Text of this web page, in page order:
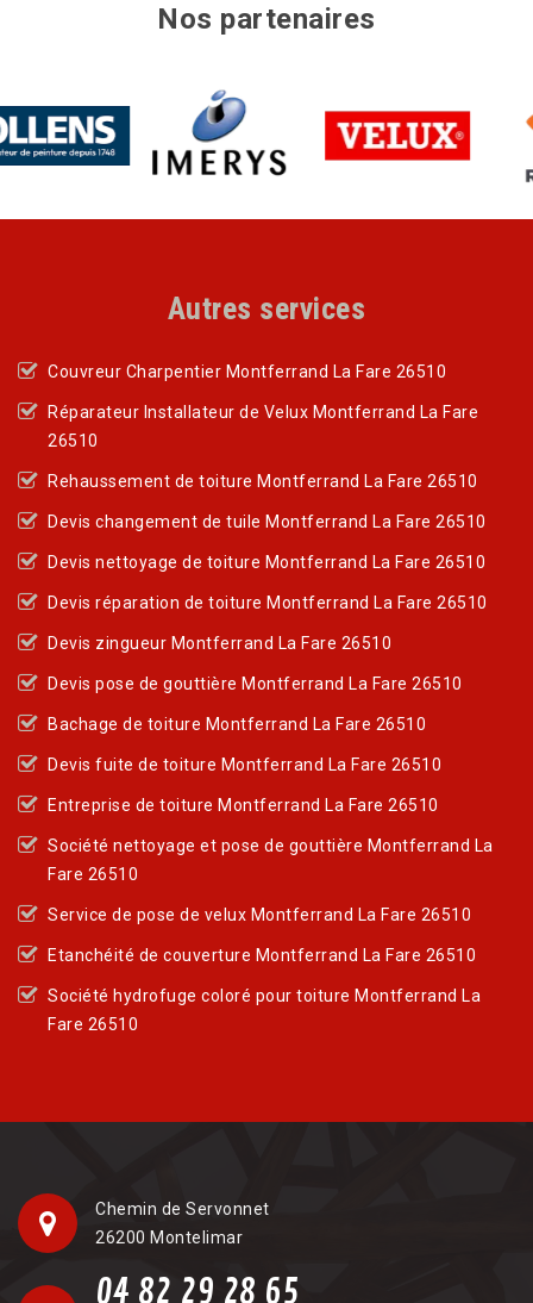
Nos partenaires
Autres services
Couvreur Charpentier Montferrand La Fare 26510
Réparateur Installateur de Velux Montferrand La Fare
26510
Rehaussement de toiture Montferrand La Fare 26510
Devis changement de tuile Montferrand La Fare 26510
Devis nettoyage de toiture Montferrand La Fare 26510
Devis réparation de toiture Montferrand La Fare 26510
Devis zingueur Montferrand La Fare 26510
Devis pose de gouttière Montferrand La Fare 26510
Bachage de toiture Montferrand La Fare 26510
Devis fuite de toiture Montferrand La Fare 26510
Entreprise de toiture Montferrand La Fare 26510
Société nettoyage et pose de gouttière Montferrand La
Fare 26510
Service de pose de velux Montferrand La Fare 26510
Etanchéité de couverture Montferrand La Fare 26510
Société hydrofuge coloré pour toiture Montferrand La
Fare 26510
Chemin de Servonnet
26200 Montelimar
04 82 29 28 65